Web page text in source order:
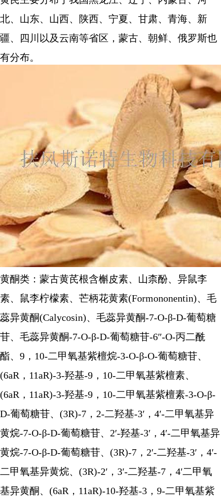
北、山东、山西、陕西、宁夏、甘肃、青海、新
疆、四川以及云南等省区，蒙古、朝鲜、俄罗斯也
有分布。
黄酮类：蒙古黄芪根含槲皮素、山柰酚、异鼠李
素、鼠李柠檬素、芒柄花黄素(Formononentin)、毛
蕊异黄酮(Calycosin)、毛蕊异黄酮-7-O-β-D-葡萄糖
苷、毛蕊异黄酮-7-O-β-D-葡萄糖苷-6″-O-丙二酰
酯、9，10-二甲氧基紫檀烷-3-O-β-O-葡萄糖苷、
(6aR，11aR)-3-羟基-9，10-二甲氧基紫檀素、
(6aR，11aR)-3-羟基-9，10-二甲氧基紫檀素-3-O-β-
D-葡萄糖苷、(3R)-7，2-二羟基-3′，4′-二甲氧基异
黄烷-7-O-β-D-葡萄糖苷、2′-羟基-3′，4′-二甲氧基异
黄烷-7-O-β-D-葡萄糖苷、(3R)-7，2′-二羟基-3′，4′-
二甲氧基异黄烷、(3R)-2′，3′-二羟基-7，4′二甲氧
基异黄酮、(6aR，11aR)-10-羟基-3，9-二甲氧基紫